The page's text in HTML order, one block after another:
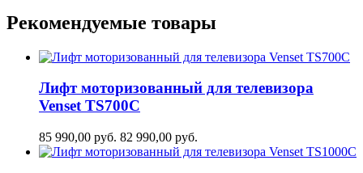
Рекомендуемые товары
Лифт моторизованный для телевизора
Venset TS700С
85 990,00 руб. 82 990,00 руб.